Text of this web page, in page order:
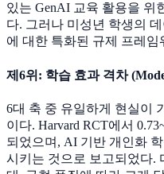
있는 GenAI 교육 활용을 위
다. 그러나 미성년 학생의
에 대한 특화된 규제 프레
제6위: 학습 효과 격차
6대 축 중 유일하게 현실이
이다. Harvard RCT에서
되었으며, AI 기반 개인화
시키는 것으로 보고되었다.